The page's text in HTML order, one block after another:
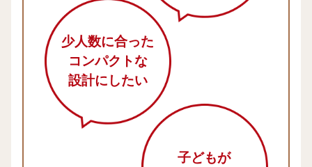
少人数に合った
コンパクトな
設計にしたい
子どもが